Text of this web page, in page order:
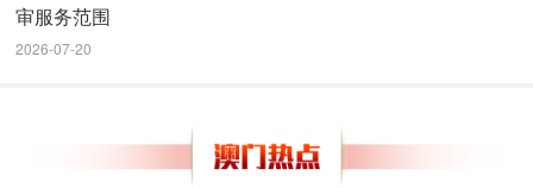
审服务范围
2026-07-20